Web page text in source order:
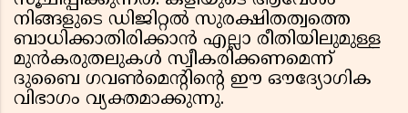
നിങ്ങളുടെ ഡിജിറ്റൽ സുരക്ഷിതത്വത്തെ
ബാധിക്കാതിരിക്കാൻ എല്ലാ രീതിയിലുമുള്ള
മുൻകരുതലുകൾ സ്വീകരിക്കണമെന്ന്
ദുബൈ ഗവൺമെൻ്റിൻ്റെ ഈ ഔദ്യോഗിക
വിഭാഗം വ്യക്തമാക്കുന്നു.